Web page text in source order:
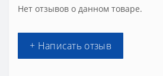
Нет отзывов о данном товаре.
+ Написать отзыв